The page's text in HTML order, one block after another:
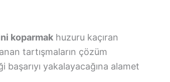
koparmak huzuru kaçıran
tartışmaların çözüm
başarıyı yakalayacağına alamet